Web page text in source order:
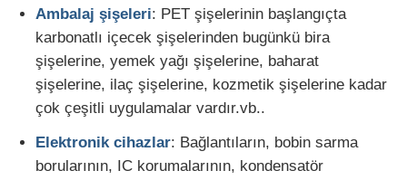
Ambalaj şişeleri: PET şişelerinin başlangıçta
karbonatlı içecek şişelerinden bugünkü bira
şişelerine, yemek yağı şişelerine, baharat
şişelerine, ilaç şişelerine, kozmetik şişelerine kadar
çok çeşitli uygulamalar vardır.vb..
Elektronik cihazlar: Bağlantıların, bobin sarma
borularının, IC korumalarının, kondensatör